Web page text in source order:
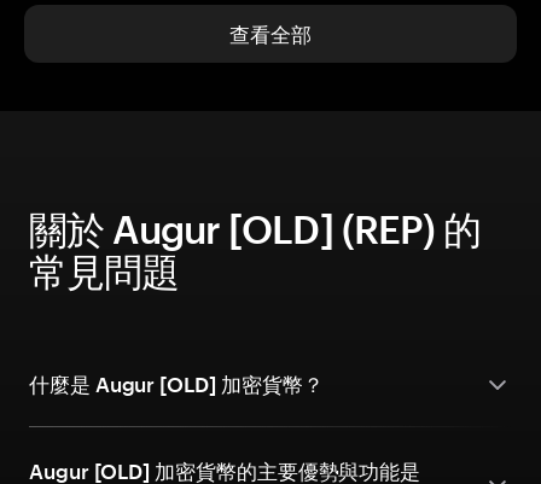
查看全部
關於 Augur [OLD] (REP) 的
常見問題
什麼是 Augur [OLD] 加密貨幣？
Augur [OLD] 加密貨幣的主要優勢與功能是